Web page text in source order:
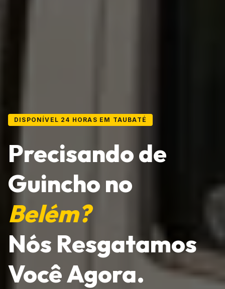
DISPONÍVEL 24 HORAS EM TAUBATÉ
Precisando de
Guincho no
Belém?
Nós Resgatamos
Você Agora.